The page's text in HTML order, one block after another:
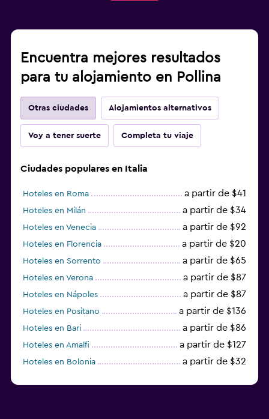
Encuentra mejores resultados
para tu alojamiento en Pollina
Otras ciudades Alojamientos alternativos
Voy a tener suerte Completa tu viaje
Ciudades populares en Italia
Hoteles en Roma a partir de $41
Hoteles en Milán a partir de $34
Hoteles en Venecia a partir de $92
Hoteles en Florencia a partir de $20
Hoteles en Sorrento a partir de $65
Hoteles en Verona a partir de $87
Hoteles en Nápoles a partir de $87
Hoteles en Positano a partir de $136
Hoteles en Bari a partir de $86
Hoteles en Amalfi a partir de $127
Hoteles en Bolonia a partir de $32